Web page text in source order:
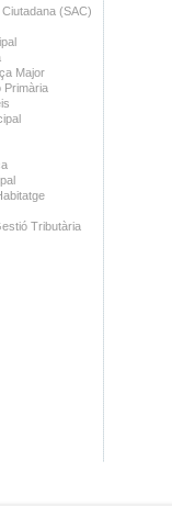
(SAC)
Major
Primària
Tributària